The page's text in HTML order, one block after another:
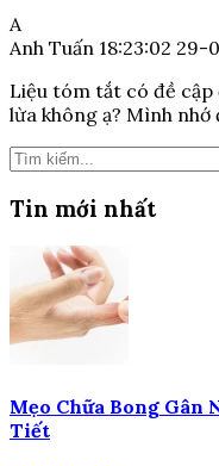
A
Anh Tuấn 18:23:02 29-
Liệu tóm tắt có đề
lừa không ạ? Mình nhớ
Tin mới nhất
Mẹo Chữa Bong Gân
Tiết